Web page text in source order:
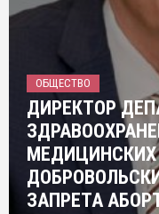
ОБЩЕСТВО
ДИРЕКТОР
МЕДИЦИНСКИХ
ЗАПРЕТА